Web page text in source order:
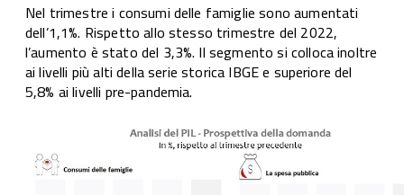
Nel trimestre i consumi delle famiglie sono aumentati
dell’1,1%. Rispetto allo stesso trimestre del 2022,
l’aumento è stato del 3,3%. Il segmento si colloca inoltre
ai livelli più alti della serie storica IBGE e superiore del
5,8% ai livelli pre-pandemia.